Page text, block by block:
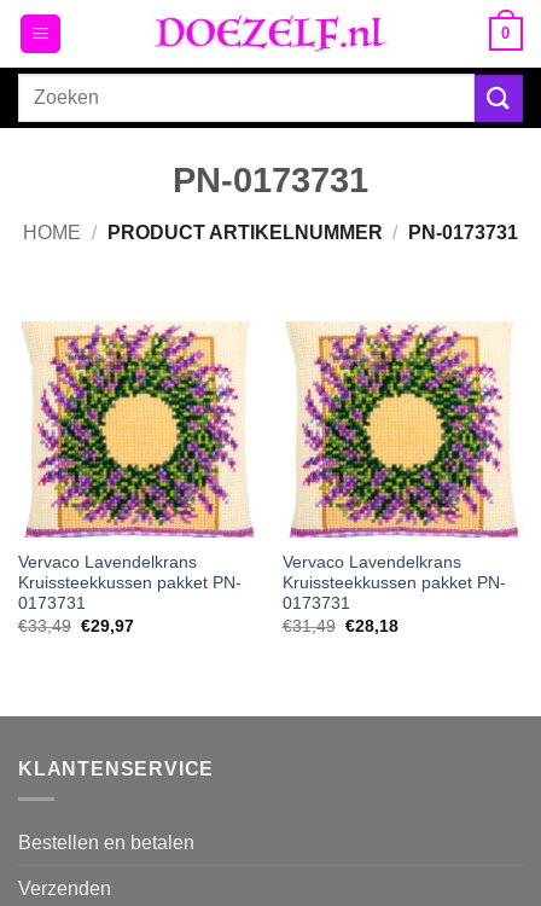
Ga
naar
inhoud
0
Zoeken
PN-0173731
HOME / PRODUCT ARTIKELNUMMER / PN-0173731
Vervaco Lavendelkrans
Kruissteekkussen pakket PN-
0173731
€33,49 €29,97
Vervaco Lavendelkrans
Kruissteekkussen pakket PN-
0173731
€31,49 €28,18
KLANTENSERVICE
Bestellen en betalen
Verzenden